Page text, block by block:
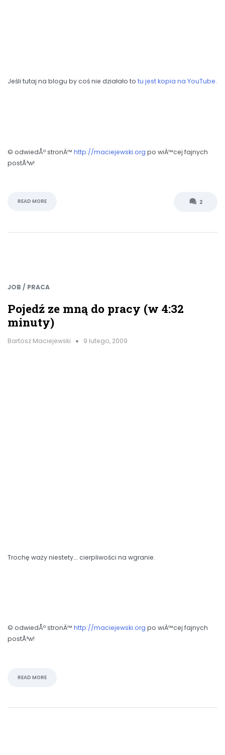
Jeśli tutaj na blogu by coś nie działało to tu jest kopia na YouTube.
© odwiedÅº stronÄ™ http://maciejewski.org po wiÄ™cej fajnych
postÃ³w!
READ MORE 2
JOB / PRACA
Pojedź ze mną do pracy (w 4:32
minuty)
Bartosz Maciejewski 9 lutego, 2009
Trochę waży niestety…. cierpliwości na wgranie.
© odwiedÅº stronÄ™ http://maciejewski.org po wiÄ™cej fajnych
postÃ³w!
READ MORE